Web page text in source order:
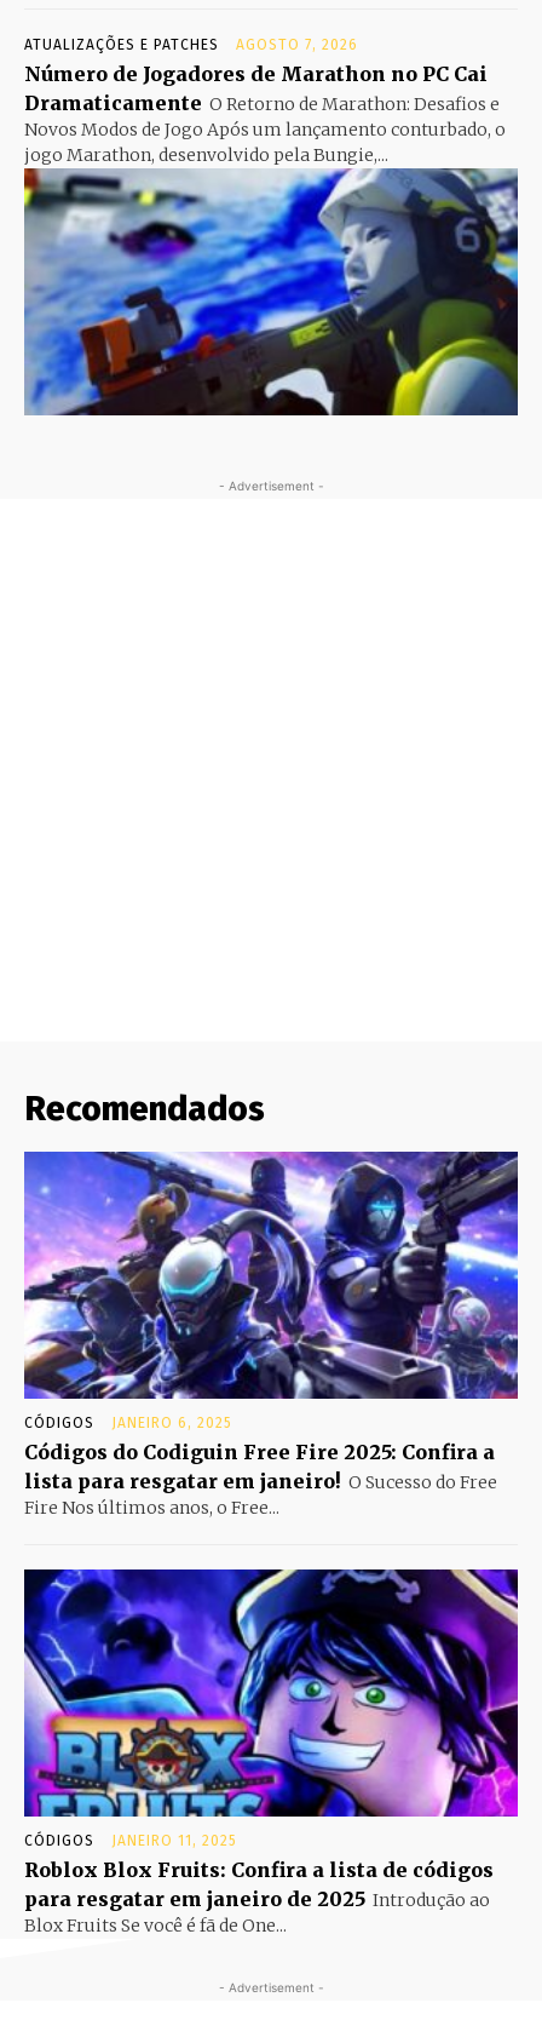
ATUALIZAÇÕES E PATCHES AGOSTO 7, 2026
Número de Jogadores de Marathon no PC Cai
Dramaticamente O Retorno de Marathon: Desafios e
Novos Modos de Jogo Após um lançamento conturbado, o
jogo Marathon, desenvolvido pela Bungie,...
- Advertisement -
Recomendados
CÓDIGOS JANEIRO 6, 2025
Códigos do Codiguin Free Fire 2025: Confira a
lista para resgatar em janeiro! O Sucesso do Free
Fire Nos últimos anos, o Free...
CÓDIGOS JANEIRO 11, 2025
Roblox Blox Fruits: Confira a lista de códigos
para resgatar em janeiro de 2025 Introdução ao
Blox Fruits Se você é fã de One...
- Advertisement -